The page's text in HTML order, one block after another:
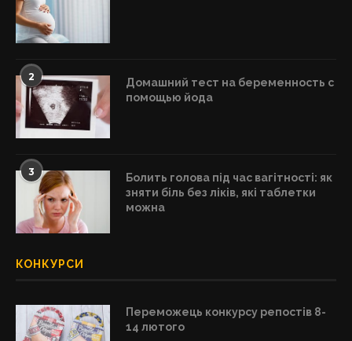
2
Домашний тест на беременность с
помощью йода
3
Болить голова під час вагітності: як
зняти біль без ліків, які таблетки
можна
КОНКУРСИ
Переможець конкурсу репостів 8-
14 лютого